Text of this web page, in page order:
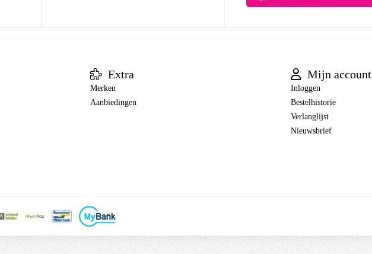
Extra
Merken
Aanbiedingen
Mijn account
Inloggen
Bestelhistorie
Verlanglijst
Nieuwsbrief